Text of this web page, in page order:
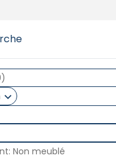
Non meublé